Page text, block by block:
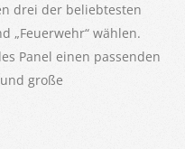
drei der beliebtesten
„Feuerwehr“ wählen.
Panel einen passenden
große